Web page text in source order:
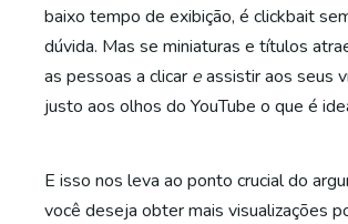
baixo tempo de exibição, é clickbait
dúvida. Mas se miniaturas e títulos
as pessoas a clicar eassistir aos seus
justo aos olhos do YouTube o que é
E isso nos leva ao ponto crucial do
você deseja obter mais visualizações